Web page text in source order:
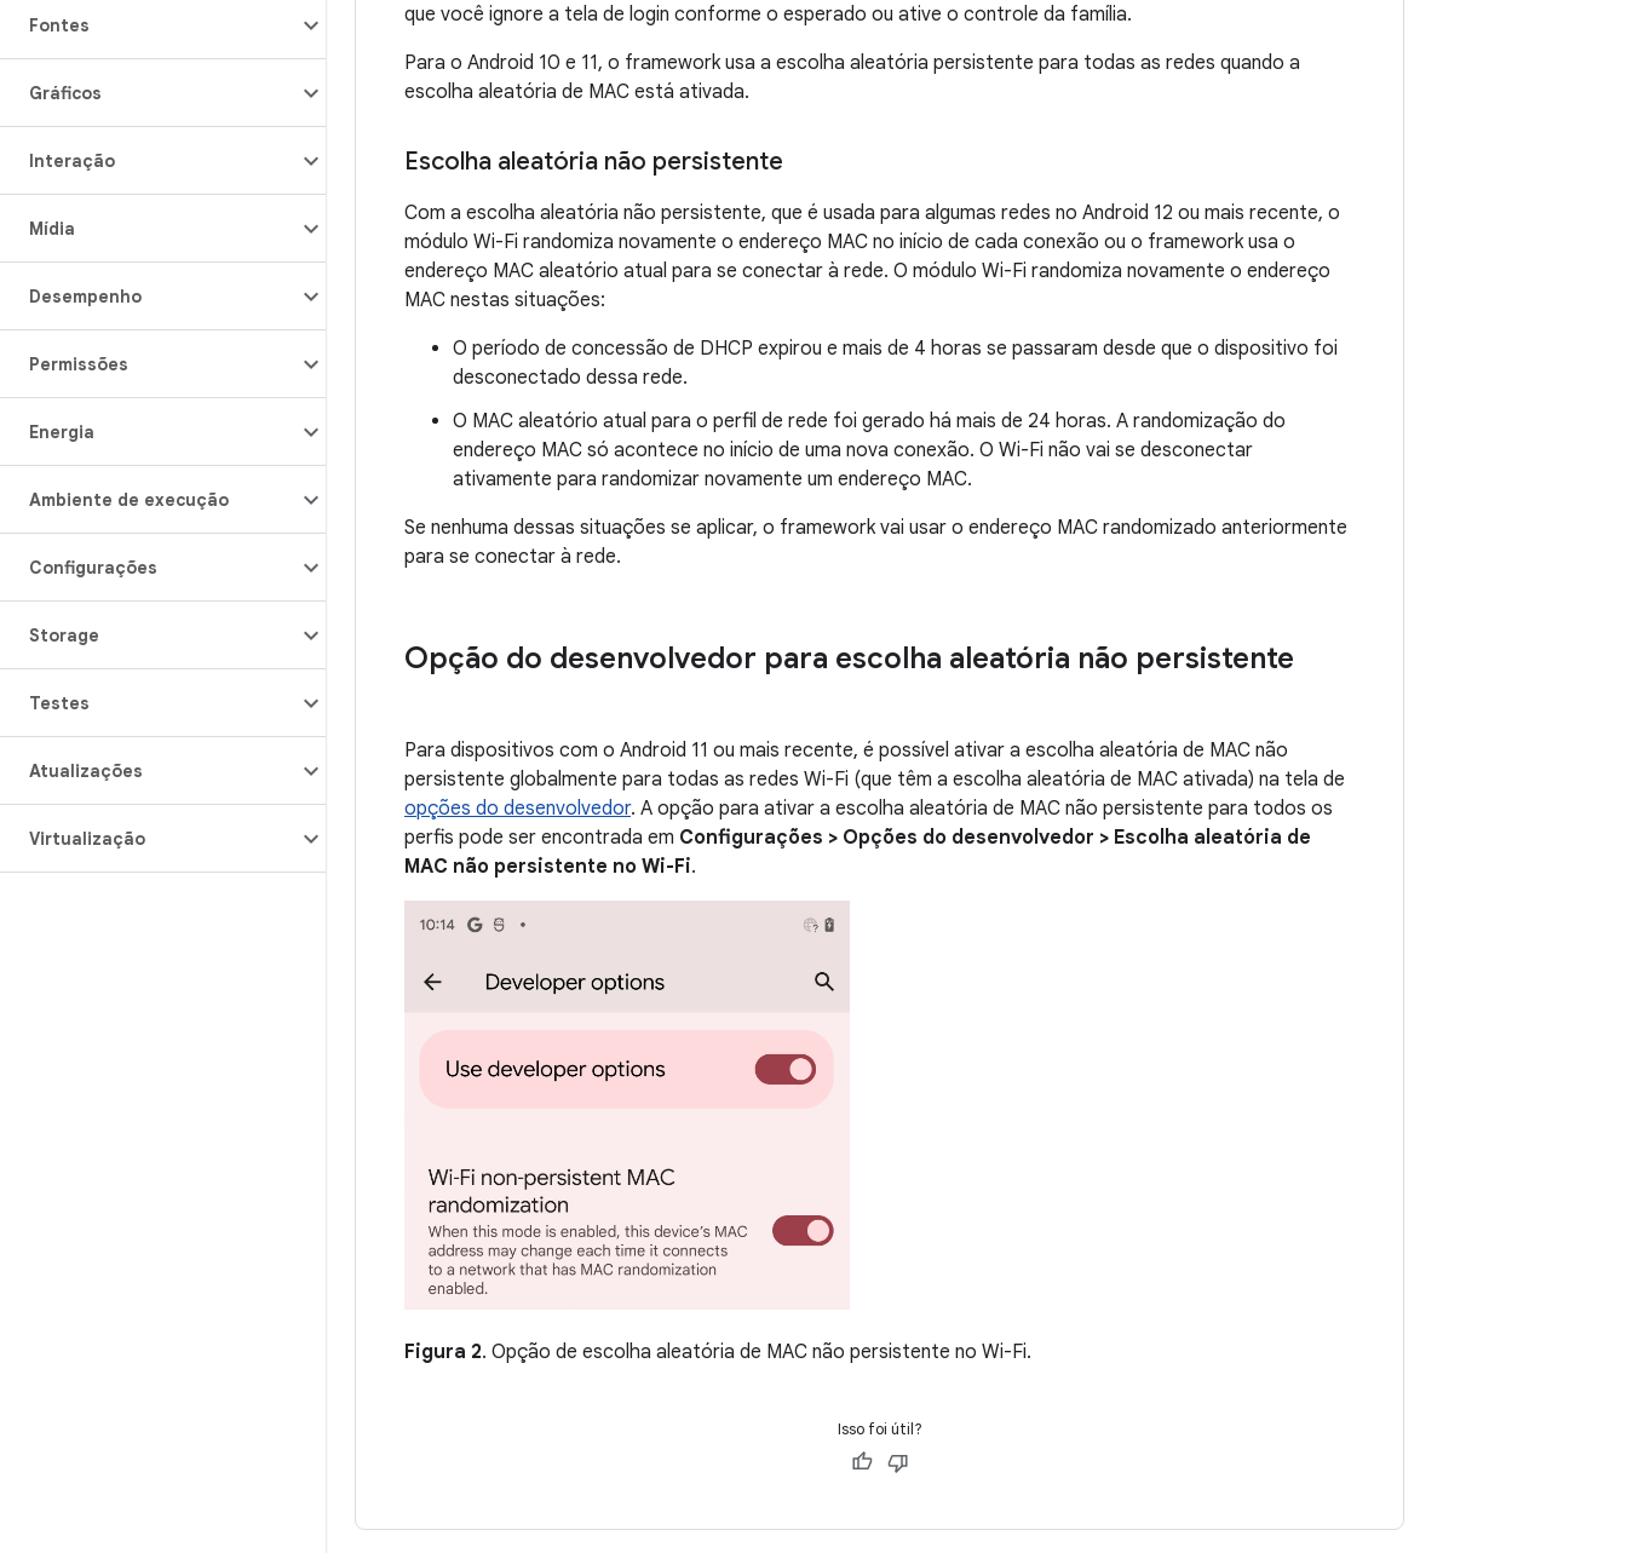
Fontes
Gráficos
Interação
Mídia
Desempenho
Permissões
Energia
Ambiente de execução
Configurações
Storage
Testes
Atualizações
Virtualização
que você ignore a tela de login conforme o esperado ou ative o controle da família.
Para o Android 10 e 11, o framework usa a escolha aleatória persistente para todas as redes quando a
escolha aleatória de MAC está ativada.
Escolha aleatória não persistente
Com a escolha aleatória não persistente, que é usada para algumas redes no Android 12 ou mais recente, o
módulo Wi-Fi randomiza novamente o endereço MAC no início de cada conexão ou o framework usa o
endereço MAC aleatório atual para se conectar à rede. O módulo Wi-Fi randomiza novamente o endereço
MAC nestas situações:
O período de concessão de DHCP expirou e mais de 4 horas se passaram desde que o dispositivo foi
desconectado dessa rede.
O MAC aleatório atual para o perfil de rede foi gerado há mais de 24 horas. A randomização do
endereço MAC só acontece no início de uma nova conexão. O Wi-Fi não vai se desconectar
ativamente para randomizar novamente um endereço MAC.
Se nenhuma dessas situações se aplicar, o framework vai usar o endereço MAC randomizado anteriormente
para se conectar à rede.
Opção do desenvolvedor para escolha aleatória não persistente
Para dispositivos com o Android 11 ou mais recente, é possível ativar a escolha aleatória de MAC não
persistente globalmente para todas as redes Wi-Fi (que têm a escolha aleatória de MAC ativada) na tela de
opções do desenvolvedor. A opção para ativar a escolha aleatória de MAC não persistente para todos os
perfis pode ser encontrada em Configurações > Opções do desenvolvedor > Escolha aleatória de
MAC não persistente no Wi-Fi.
Figura 2. Opção de escolha aleatória de MAC não persistente no Wi-Fi.
Isso foi útil?